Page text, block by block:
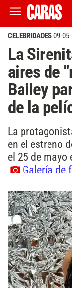
CELEBRIDADES09-
La
aires de
Bailey
de la
La
en el estreno
el 25 de mayo
Galería de